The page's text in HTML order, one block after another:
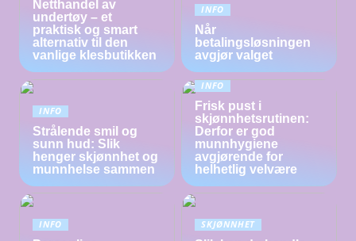
Netthandel av
undertøy – et
praktisk og smart
alternativ til den
vanlige klesbutikken
INFO
Når
betalingsløsningen
avgjør valget
INFO
Strålende smil og
sunn hud: Slik
henger skjønnhet og
munnhelse sammen
INFO
Frisk pust i
skjønnhetsrutinen:
Derfor er god
munnhygiene
avgjørende for
helhetlig velvære
INFO SKJØNNHET